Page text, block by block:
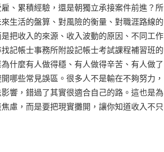
、累積經驗，還是朝獨立承接案件前進？所
生活的盤算、對風險的衡量、對職涯路線的
把收入的來源、收入波動的原因、不同工作
記帳士事務所附設記帳士考試課程補習班的
什麼有人做得穩、有人做得辛苦、有人做了
哪些常見誤區。很多人不是輸在不夠努力，
響，錯過了其實很適合自己的路。這也是為
慮，而是要把現實攤開，讓你知道收入不只